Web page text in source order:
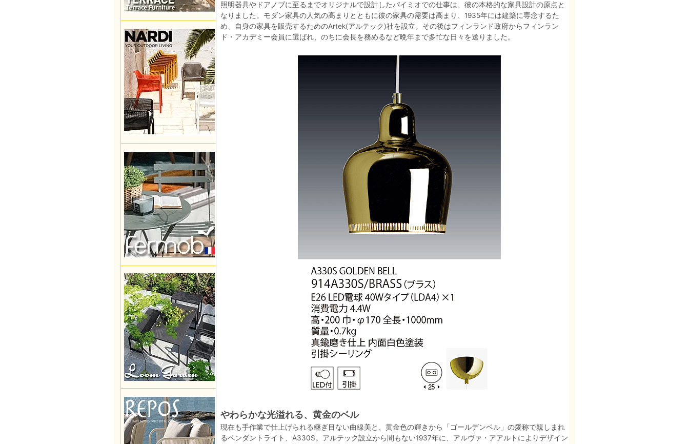
照明器具やドアノブに至るまでオリジナルで設計したパイミオでの仕事は、彼の本格的な家具設計の原点と
なりました。モダン家具の人気の高まりとともに彼の家具の需要は高まり、1935年には建築に専念するた
め、自身の家具を販売するためのArtek(アルテック)社を設立。その後はフィンランド政府からフィンラン
ド・アカデミー会員に選ばれ、のちに会長を務めるなど晩年まで多忙な日々を送りました。
やわらかな光溢れる、黄金のベル
現在も手作業で仕上げられる継ぎ目ない曲線美と、黄金色の輝きから「ゴールデンベル」の愛称で親しまれ
るペンダントライト、A330S。アルテック設立から間もない1937年に、アルヴァ・アアルトによりデザイン